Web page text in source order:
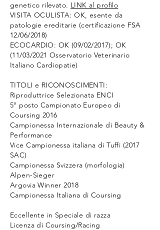
genetico rilevato. LINK al profilo
VISITA OCULISTA: OK, esente da
patologie ereditarie (certificazione FSA
12/06/2018)
ECOCARDIO: OK (09/02/2017); OK
(11/03/2021 Osservatorio Veterinario
Italiano Cardiopatie)
TITOLI e RICONOSCIMENTI:
Riproduttrice Selezionata ENCI
5° posto Campionato Europeo di
Coursing 2016
Campionessa Internazionale di Beauty &
Performance
Vice Campionessa italiana di Tuffi (2017
SAC)
Campionessa Svizzera (morfologia)
Alpen-Sieger
Argovia Winner 2018
Campionessa Italiana di Coursing
Eccellente in Speciale di razza
Licenza di Coursing/Racing